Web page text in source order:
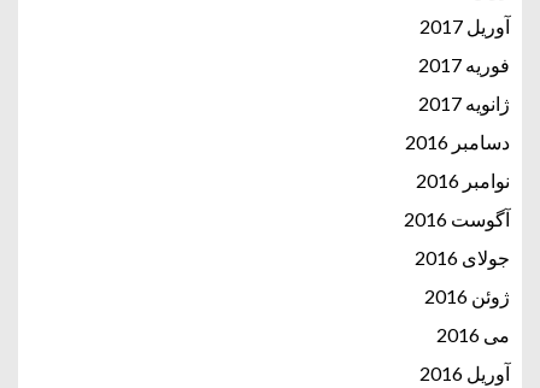
آوریل 2017
فوریه 2017
ژانویه 2017
دسامبر 2016
نوامبر 2016
آگوست 2016
جولای 2016
ژوئن 2016
می 2016
آوریل 2016